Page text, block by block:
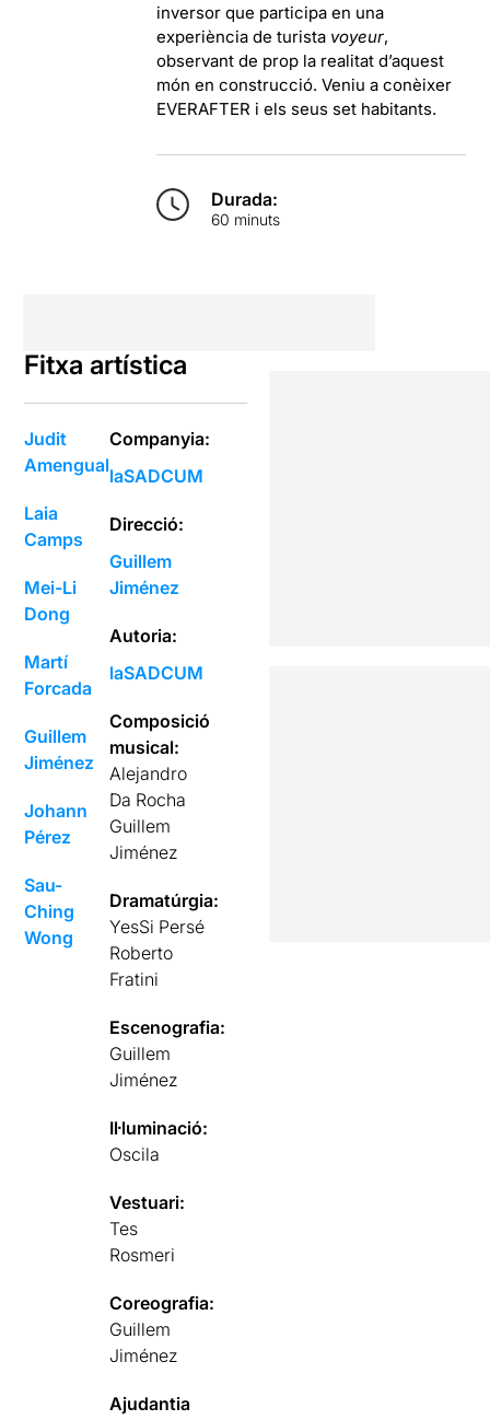
inversor que participa en una
experiència de turista voyeur,
observant de prop la realitat d’aquest
món en construcció. Veniu a conèixer
EVERAFTER i els seus set habitants.
Durada:
60 minuts
Fitxa artística
Judit
Amengual
Laia
Camps
Mei-Li
Dong
Martí
Forcada
Guillem
Jiménez
Johann
Pérez
Sau-
Ching
Wong
Companyia:
laSADCUM
Direcció:
Guillem
Jiménez
Autoria:
laSADCUM
Composició
musical:
Alejandro
Da Rocha
Guillem
Jiménez
Dramatúrgia:
YesSi Persé
Roberto
Fratini
Escenografia:
Guillem
Jiménez
Il·luminació:
Oscila
Vestuari:
Tes
Rosmeri
Coreografia:
Guillem
Jiménez
Ajudantia